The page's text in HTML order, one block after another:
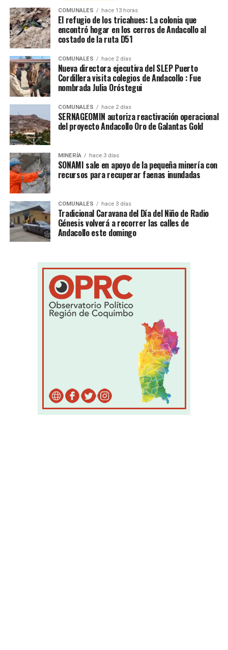
COMUNALES hace 13 horas
El refugio de los tricahues: La colonia que
encontró hogar en los cerros de Andacollo al
costado de la ruta D51
COMUNALES hace 2 días
Nueva directora ejecutiva del SLEP Puerto
Cordillera visita colegios de Andacollo : Fue
nombrada Julia Oróstegui
COMUNALES hace 2 días
SERNAGEOMIN autoriza reactivación operacional
del proyecto Andacollo Oro de Galantas Gold
MINERÍA hace 3 días
SONAMI sale en apoyo de la pequeña minería con
recursos para recuperar faenas inundadas
COMUNALES hace 3 días
Tradicional Caravana del Día del Niño de Radio
Génesis volverá a recorrer las calles de
Andacollo este domingo